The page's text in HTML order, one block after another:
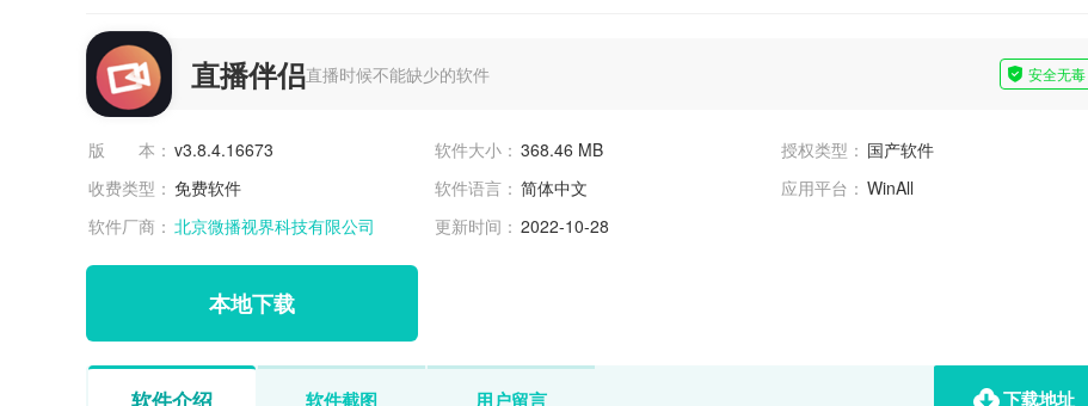
直播伴侣直播时候不能缺少的软件 安全无毒
版 本： v3.8.4.16673 软件大小： 368.46 MB 授权类型： 国产软件
收费类型： 免费软件 软件语言： 简体中文 应用平台： WinAll
软件厂商： 北京微播视界科技有限公司 更新时间： 2022-10-28
本地下载
软件介绍 软件截图 用户留言 下载地址